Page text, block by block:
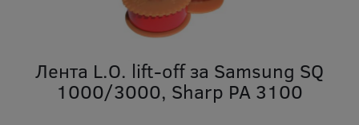
Лента L.O. lift-off за Samsung SQ
1000/3000, Sharp PA 3100